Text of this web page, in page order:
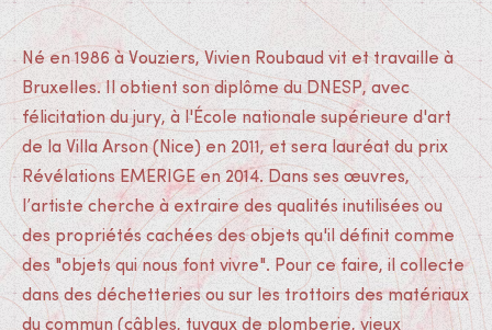
Né en 1986 à Vouziers, Vivien Roubaud vit et travaille à
Bruxelles. Il obtient son diplôme du DNESP, avec
félicitation du jury, à l'École nationale supérieure d'art
de la Villa Arson (Nice) en 2011, et sera lauréat du prix
Révélations EMERIGE en 2014. Dans ses œuvres,
l’artiste cherche à extraire des qualités inutilisées ou
des propriétés cachées des objets qu'il définit comme
des "objets qui nous font vivre". Pour ce faire, il collecte
dans des déchetteries ou sur les trottoirs des matériaux
du commun (câbles, tuyaux de plomberie, vieux